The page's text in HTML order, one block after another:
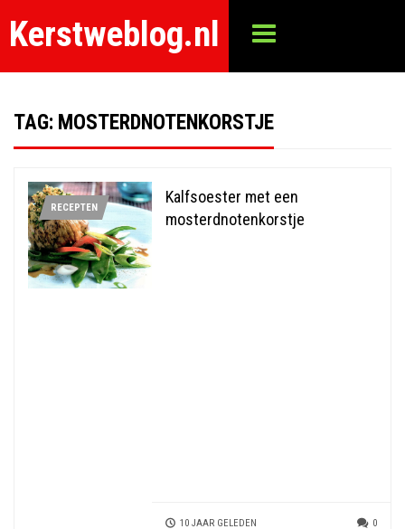
Kerstweblog.nl
TAG: MOSTERDNOTENKORSTJE
RECEPTEN
Kalfsoester met een
mosterdnotenkorstje
10 JAAR GELEDEN 0